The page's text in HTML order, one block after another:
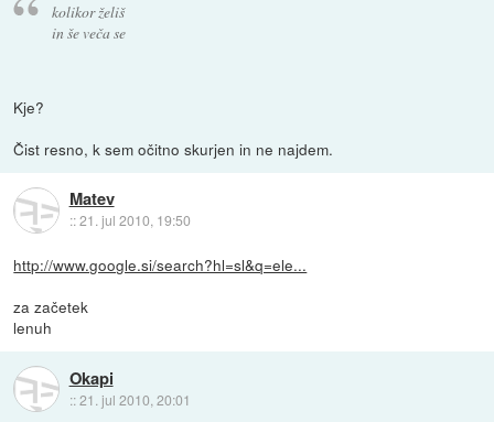
kolikor želiš
in še veča se
Kje?
Čist resno, k sem očitno skurjen in ne najdem.
Matev
::21. jul 2010, 19:50
http://www.google.si/search?hl=sl&q=ele...
za začetek
lenuh
Okapi
::21. jul 2010, 20:01